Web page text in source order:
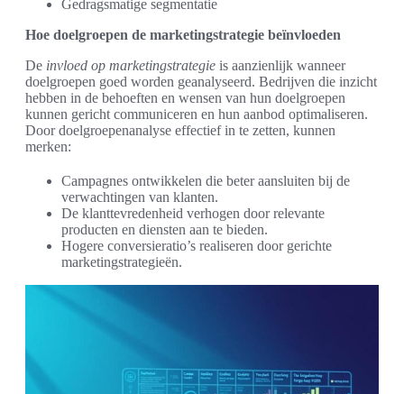
Gedragsmatige segmentatie
Hoe doelgroepen de marketingstrategie beïnvloeden
De invloed op marketingstrategie is aanzienlijk wanneer
doelgroepen goed worden geanalyseerd. Bedrijven die inzicht
hebben in de behoeften en wensen van hun doelgroepen
kunnen gericht communiceren en hun aanbod optimaliseren.
Door doelgroepenanalyse effectief in te zetten, kunnen
merken:
Campagnes ontwikkelen die beter aansluiten bij de
verwachtingen van klanten.
De klanttevredenheid verhogen door relevante
producten en diensten aan te bieden.
Hogere conversieratio’s realiseren door gerichte
marketingstrategieën.